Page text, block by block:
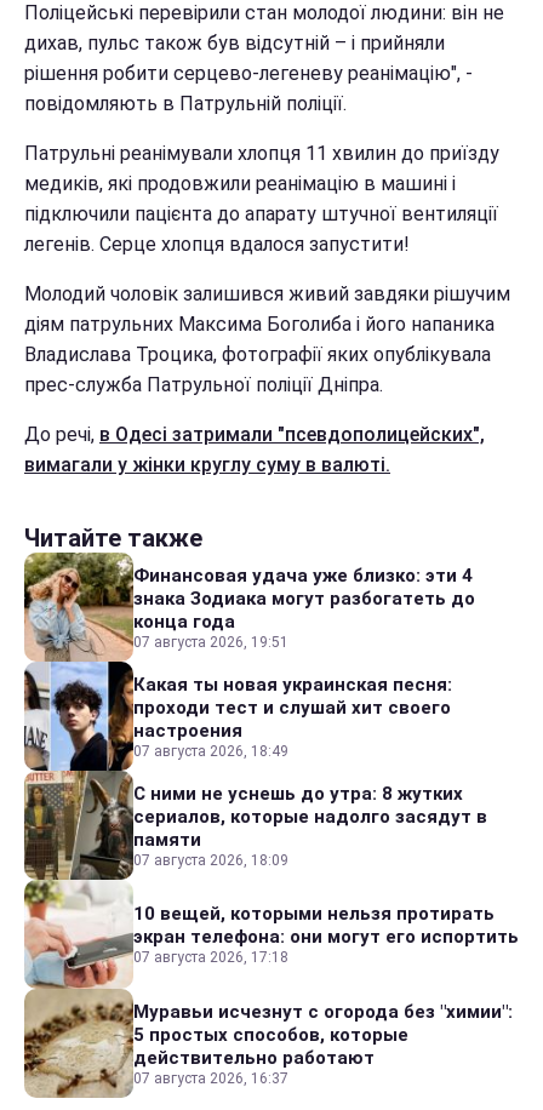
Поліцейські перевірили стан молодої людини: він не
дихав, пульс також був відсутній – і прийняли
рішення робити серцево-легеневу реанімацію", -
повідомляють в Патрульній поліції.
Патрульні реанімували хлопця 11 хвилин до приїзду
медиків, які продовжили реанімацію в машині і
підключили пацієнта до апарату штучної вентиляції
легенів. Серце хлопця вдалося запустити!
Молодий чоловік залишився живий завдяки рішучим
діям патрульних Максима Боголиба і його напаника
Владислава Троцика, фотографії яких опублікувала
прес-служба Патрульної поліції Дніпра.
До речі, в Одесі затримали "псевдополицейских",
вимагали у жінки круглу суму в валюті.
Читайте также
Финансовая удача уже близко: эти 4
знака Зодиака могут разбогатеть до
конца года
07 августа 2026, 19:51
Какая ты новая украинская песня:
проходи тест и слушай хит своего
настроения
07 августа 2026, 18:49
С ними не уснешь до утра: 8 жутких
сериалов, которые надолго засядут в
памяти
07 августа 2026, 18:09
10 вещей, которыми нельзя протирать
экран телефона: они могут его испортить
07 августа 2026, 17:18
Муравьи исчезнут с огорода без "химии":
5 простых способов, которые
действительно работают
07 августа 2026, 16:37